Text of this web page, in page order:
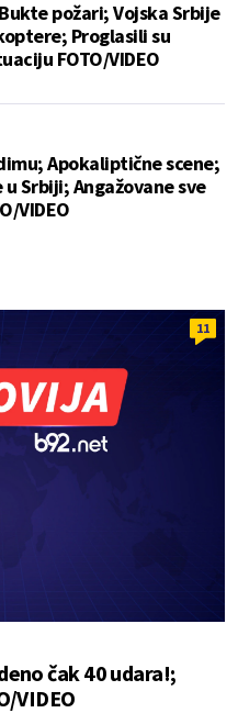
požari; Vojska Srbije
Proglasili su
FOTO/VIDEO
Apokaliptične scene;
u Srbiji; Angažovane sve
VIDEO
11
čak 40 udara!;
VIDEO